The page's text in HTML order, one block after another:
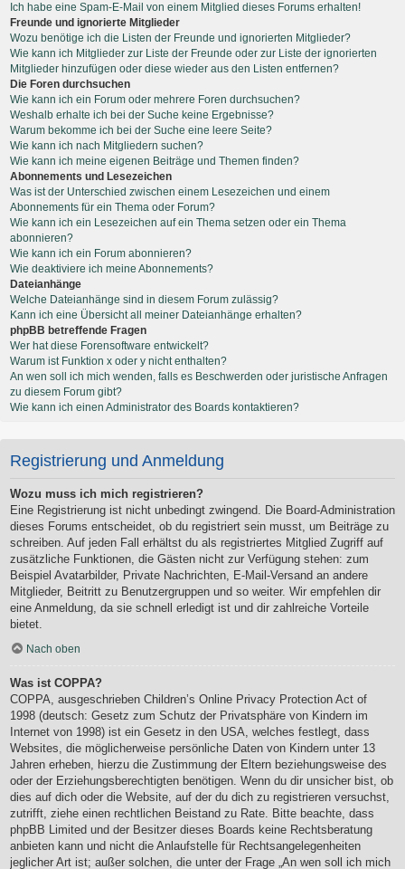
Ich habe eine Spam-E-Mail von einem Mitglied dieses Forums erhalten!
Freunde und ignorierte Mitglieder
Wozu benötige ich die Listen der Freunde und ignorierten Mitglieder?
Wie kann ich Mitglieder zur Liste der Freunde oder zur Liste der ignorierten
Mitglieder hinzufügen oder diese wieder aus den Listen entfernen?
Die Foren durchsuchen
Wie kann ich ein Forum oder mehrere Foren durchsuchen?
Weshalb erhalte ich bei der Suche keine Ergebnisse?
Warum bekomme ich bei der Suche eine leere Seite?
Wie kann ich nach Mitgliedern suchen?
Wie kann ich meine eigenen Beiträge und Themen finden?
Abonnements und Lesezeichen
Was ist der Unterschied zwischen einem Lesezeichen und einem
Abonnements für ein Thema oder Forum?
Wie kann ich ein Lesezeichen auf ein Thema setzen oder ein Thema
abonnieren?
Wie kann ich ein Forum abonnieren?
Wie deaktiviere ich meine Abonnements?
Dateianhänge
Welche Dateianhänge sind in diesem Forum zulässig?
Kann ich eine Übersicht all meiner Dateianhänge erhalten?
phpBB betreffende Fragen
Wer hat diese Forensoftware entwickelt?
Warum ist Funktion x oder y nicht enthalten?
An wen soll ich mich wenden, falls es Beschwerden oder juristische Anfragen
zu diesem Forum gibt?
Wie kann ich einen Administrator des Boards kontaktieren?
Registrierung und Anmeldung
Wozu muss ich mich registrieren?
Eine Registrierung ist nicht unbedingt zwingend. Die Board-Administration
dieses Forums entscheidet, ob du registriert sein musst, um Beiträge zu
schreiben. Auf jeden Fall erhältst du als registriertes Mitglied Zugriff auf
zusätzliche Funktionen, die Gästen nicht zur Verfügung stehen: zum
Beispiel Avatarbilder, Private Nachrichten, E-Mail-Versand an andere
Mitglieder, Beitritt zu Benutzergruppen und so weiter. Wir empfehlen dir
eine Anmeldung, da sie schnell erledigt ist und dir zahlreiche Vorteile
bietet.
Nach oben
Was ist COPPA?
COPPA, ausgeschrieben Children’s Online Privacy Protection Act of
1998 (deutsch: Gesetz zum Schutz der Privatsphäre von Kindern im
Internet von 1998) ist ein Gesetz in den USA, welches festlegt, dass
Websites, die möglicherweise persönliche Daten von Kindern unter 13
Jahren erheben, hierzu die Zustimmung der Eltern beziehungsweise des
oder der Erziehungsberechtigten benötigen. Wenn du dir unsicher bist, ob
dies auf dich oder die Website, auf der du dich zu registrieren versuchst,
zutrifft, ziehe einen rechtlichen Beistand zu Rate. Bitte beachte, dass
phpBB Limited und der Besitzer dieses Boards keine Rechtsberatung
anbieten kann und nicht die Anlaufstelle für Rechtsangelegenheiten
jeglicher Art ist; außer solchen, die unter der Frage „An wen soll ich mich